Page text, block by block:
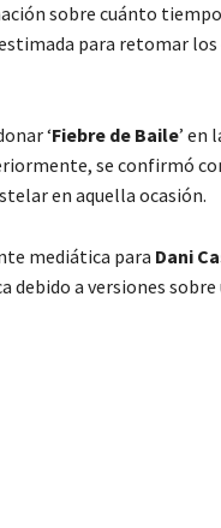
sobre cuánto
para retomar los
‘Fiebre de Baile’ en
se confirmó
en aquella ocasión.
mediática para Dani
a versiones sobre